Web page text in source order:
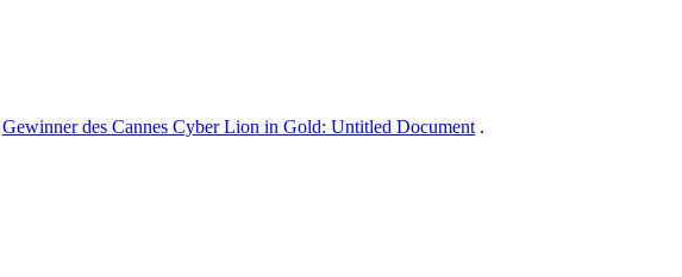
Gewinner des Cannes Cyber Lion in Gold: Untitled Document.